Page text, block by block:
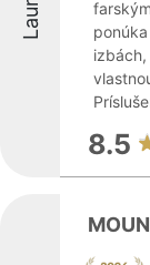
8.5